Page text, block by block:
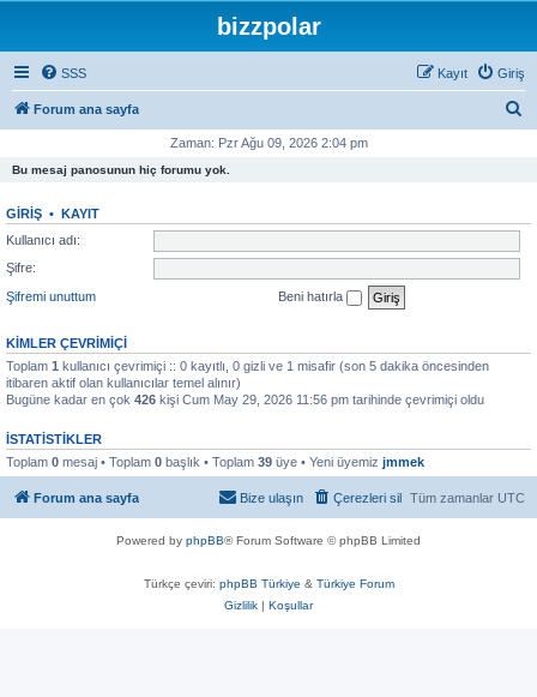
bizzpolar
SSS Giriş
Kayıt
Forum ana sayfa
Zaman: Pzr Ağu 09, 2026 2:04 pm
Bu mesaj panosunun hiç forumu yok.
GIRIŞ • KAYIT
Kullanıcı adı:
Şifre:
Şifremi unuttum
Beni hatırla
KIMLER ÇEVRIMIÇI
Toplam 1 kullanıcı çevrimiçi :: 0 kayıtlı, 0 gizli ve 1 misafir (son 5 dakika öncesinden
itibaren aktif olan kullanıcılar temel alınır)
Bugüne kadar en çok 426 kişi Cum May 29, 2026 11:56 pm tarihinde çevrimiçi oldu
İSTATISTIKLER
Toplam 0 mesaj • Toplam 0 başlık • Toplam 39 üye • Yeni üyemiz jmmek
Forum ana sayfa Tüm zamanlar UTC
Çerezleri sil
Bize ulaşın
Powered by phpBB® Forum Software © phpBB Limited
Türkçe çeviri: phpBB Türkiye & Türkiye Forum
Gizlilik | Koşullar